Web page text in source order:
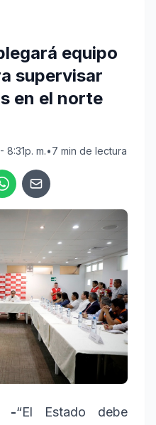
equipo
supervisar
en el norte
m.•7 min de lectura
-“El Estado debe